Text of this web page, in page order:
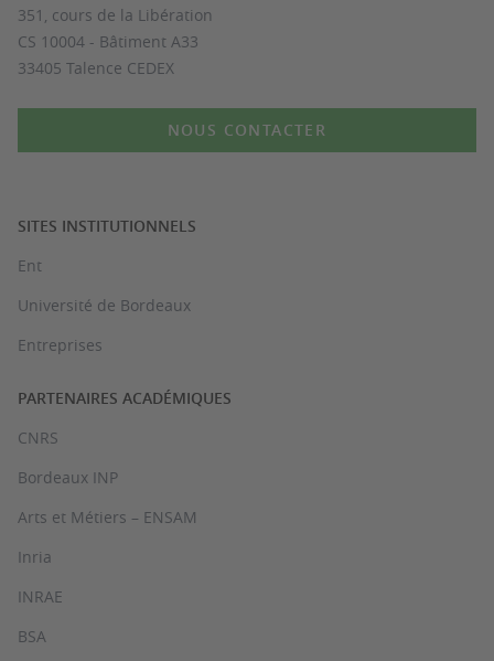
351, cours de la Libération
CS 10004 - Bâtiment A33
33405 Talence CEDEX
NOUS CONTACTER
SITES INSTITUTIONNELS
Ent
Université de Bordeaux
Entreprises
PARTENAIRES ACADÉMIQUES
CNRS
Bordeaux INP
Arts et Métiers – ENSAM
Inria
INRAE
BSA